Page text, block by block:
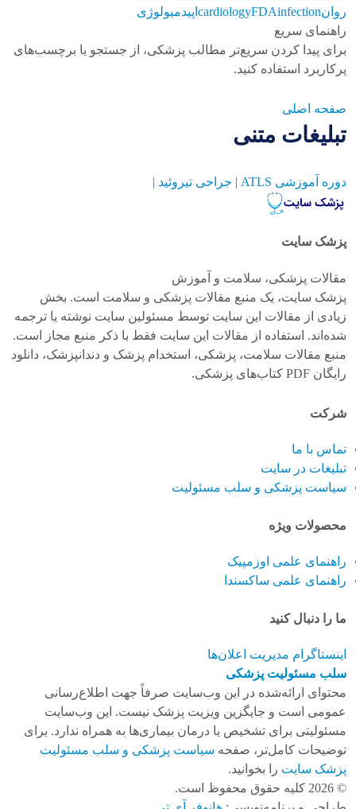
روان
cardiologyFDAinfection
اپیدمیولوژی
راهنمای سریع
برای پیدا کردن سریع‌تر مطالب پزشکی، از جستجو یا برچسب‌های
پرکاربرد استفاده کنید.
صفحه اصلی
تبلیغات متنی
دوره آموزشی ATLS | جراحی تیروئید |
پزشک سایت
مقالات پزشکی، سلامت و آموزش
پزشک سایت، یک منبع مقالات پزشکی و سلامت است. بخش
زیادی از مقالات این سایت توسط مسئولین سایت نوشته یا ترجمه
شده‌اند. استفاده از مقالات این سایت فقط با ذکر منبع مجاز است.
منبع مقالات سلامت، پزشکی، استخدام پزشک و دندانپزشک، دانلود
رایگان PDF کتاب‌های پزشکی.
شرکت
تماس با ما
تبلیغات در سایت
سیاست پزشکی و سلب مسئولیت
محصولات ویژه
راهنمای علمی اوزمپیک
راهنمای علمی ساکسندا
ما را دنبال کنید
اینستاگرام مدیریت اعلان‌ها
سلب مسئولیت پزشکی
محتوای ارائه‌شده در این وب‌سایت صرفاً جهت اطلاع‌رسانی
عمومی است و جایگزین ویزیت پزشک نیست. این وب‌سایت
مسئولیتی برای تشخیص یا درمان بیماری‌ها به همراه ندارد. برای
توضیحات کامل‌تر، صفحه سیاست پزشکی و سلب مسئولیت
پزشک سایت را بخوانید.
© 2026 کلیه حقوق محفوظ است.